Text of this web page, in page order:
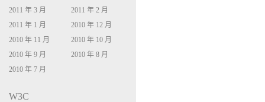
2011 年 3 月
2011 年 2 月
2011 年 1 月
2010 年 12 月
2010 年 11 月
2010 年 10 月
2010 年 9 月
2010 年 8 月
2010 年 7 月
W3C